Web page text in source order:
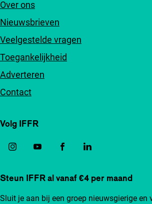
Over ons
Nieuwsbrieven
Veelgestelde vragen
Toegankelijkheid
Adverteren
Contact
Volg IFFR
Steun IFFR al vanaf €4 per maand
Sluit je aan bij een groep nieuwsgierige en